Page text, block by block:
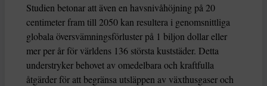
Studien betonar att även en havsnivåhöjning på 20
centimeter fram till 2050 kan resultera i genomsnittliga
globala översvämningsförluster på 1 biljon dollar eller
mer per år för världens 136 största kuststäder. Detta
understryker behovet av omedelbara och kraftfulla
åtgärder för att begränsa utsläppen av växthusgaser och